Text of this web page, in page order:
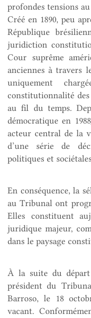
profondes tensions
Créé en 1890, peu
République
juridiction
Cour suprême
anciennes à travers
uniquement
constitutionnalité
au fil du temps.
démocratique en 1988
acteur central de la
d’une série de
politiques et
En conséquence, la
au Tribunal ont
Elles constituent
juridique majeur,
dans le paysage
À la suite du
président du
Barroso, le 18
vacant.